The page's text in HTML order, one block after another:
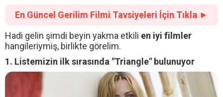
En Güncel Gerilim Filmi Tavsiyeleri İçin Tıkla ►
Hadi gelin şimdi beyin yakma etkili en iyi filmler
hangileriymiş, birlikte görelim.
1. Listemizin ilk sırasında "Triangle" bulunuyor